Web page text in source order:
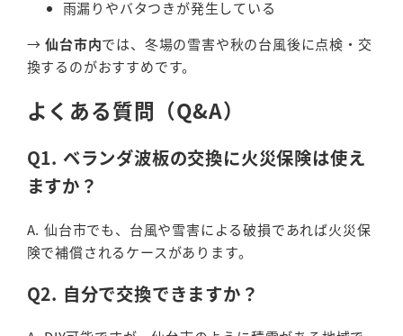
雨漏りやバタつきが発生している
→仙台市内では、冬場の雪害や秋の台風後に点検・交
換するのがおすすめです。
よくある質問（Q&A）
Q1. ベランダ波板の交換に火災保険は使え
ますか？
A. 仙台市でも、台風や雪害による破損であれば火災保
険で補償されるケースがあります。
Q2. 自分で交換できますか？